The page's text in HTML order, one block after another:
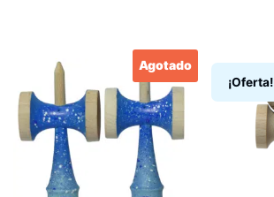
Agotado
¡Oferta!